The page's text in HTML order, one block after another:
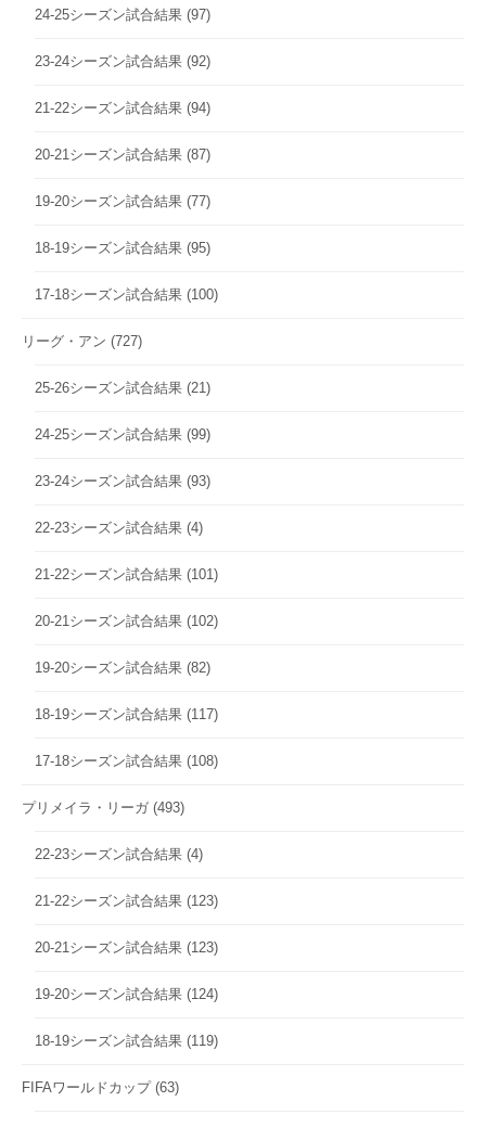
24-25シーズン試合結果 (97)
23-24シーズン試合結果 (92)
21-22シーズン試合結果 (94)
20-21シーズン試合結果 (87)
19-20シーズン試合結果 (77)
18-19シーズン試合結果 (95)
17-18シーズン試合結果 (100)
リーグ・アン (727)
25-26シーズン試合結果 (21)
24-25シーズン試合結果 (99)
23-24シーズン試合結果 (93)
22-23シーズン試合結果 (4)
21-22シーズン試合結果 (101)
20-21シーズン試合結果 (102)
19-20シーズン試合結果 (82)
18-19シーズン試合結果 (117)
17-18シーズン試合結果 (108)
プリメイラ・リーガ (493)
22-23シーズン試合結果 (4)
21-22シーズン試合結果 (123)
20-21シーズン試合結果 (123)
19-20シーズン試合結果 (124)
18-19シーズン試合結果 (119)
FIFAワールドカップ(63)